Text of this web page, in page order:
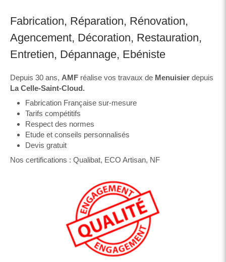
Fabrication, Réparation, Rénovation,
Agencement, Décoration, Restauration,
Entretien, Dépannage, Ebéniste
Depuis 30 ans, AMF réalise vos travaux de Menuisier depuis
La Celle-Saint-Cloud.
Fabrication Française sur-mesure
Tarifs compétitifs
Respect des normes
Etude et conseils personnalisés
Devis gratuit
Nos certifications : Qualibat, ECO Artisan, NF